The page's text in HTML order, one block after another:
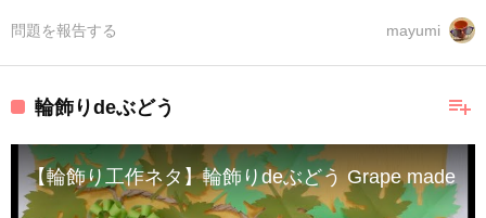
mayumi
問題を報告する
playlist_add
輪飾りdeぶどう
【輪飾り工作ネタ】輪飾りdeぶどう Grape made